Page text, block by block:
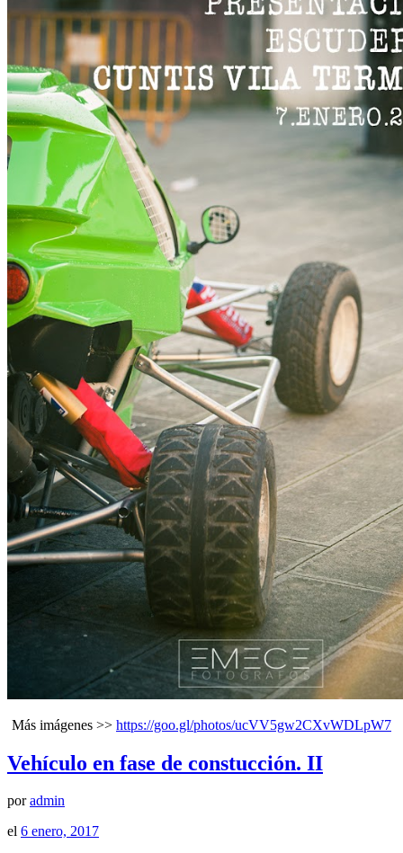
Más imágenes >> https://goo.gl/photos/ucVV5gw2CXvWDLpW7
Vehículo en fase de constucción. II
poradmin
el 6 enero, 2017